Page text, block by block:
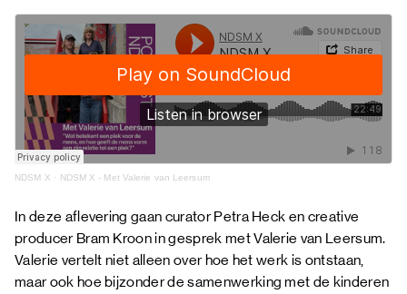
NDSM X · NDSM X - Met Valerie van Leersum
In deze aflevering gaan curator Petra Heck en creative
producer Bram Kroon in gesprek met Valerie van Leersum.
Valerie vertelt niet alleen over hoe het werk is ontstaan,
maar ook hoe bijzonder de samenwerking met de kinderen